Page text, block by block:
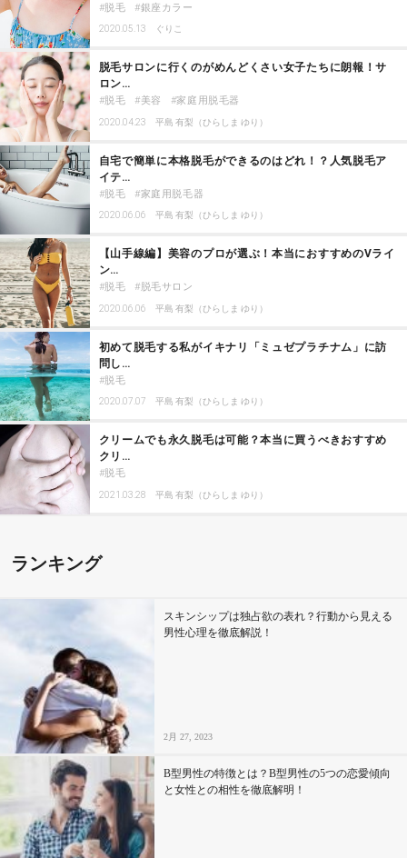
脱毛 銀座カラー
2020.05.13 ぐりこ
脱毛サロンに行くのがめんどくさい女子たちに朗報！サ
ロン…
脱毛 美容 家庭用脱毛器
2020.04.23 平島 有梨（ひらしま ゆり）
自宅で簡単に本格脱毛ができるのはどれ！？人気脱毛ア
イテ…
脱毛 家庭用脱毛器
2020.06.06 平島 有梨（ひらしま ゆり）
【山手線編】美容のプロが選ぶ！本当におすすめのVライ
ン…
脱毛 脱毛サロン
2020.06.06 平島 有梨（ひらしま ゆり）
初めて脱毛する私がイキナリ「ミュゼプラチナム」に訪
問し…
脱毛
2020.07.07 平島 有梨（ひらしま ゆり）
クリームでも永久脱毛は可能？本当に買うべきおすすめ
クリ…
脱毛
2021.03.28 平島 有梨（ひらしま ゆり）
ランキング
スキンシップは独占欲の表れ？行動から見える
男性心理を徹底解説！
2月 27, 2023
B型男性の特徴とは？B型男性の5つの恋愛傾向
と女性との相性を徹底解明！